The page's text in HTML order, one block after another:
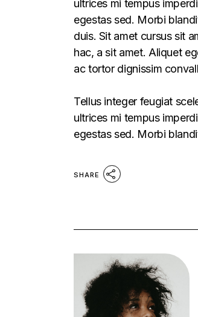
ultrices mi tempus
egestas sed. Morbi
duis. Sit amet cursus sit
hac, a sit amet. Aliquet
ac tortor dignissim
Tellus integer feugiat
ultrices mi tempus
egestas sed. Morbi
SHARE